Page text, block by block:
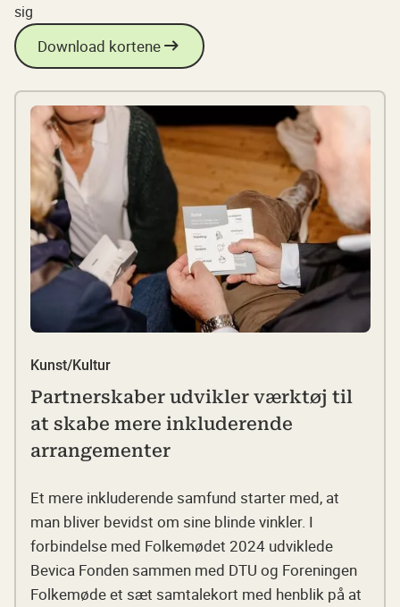
sig
Download kortene
Kunst/Kultur
Partnerskaber udvikler værktøj til
at skabe mere inkluderende
arrangementer
Et mere inkluderende samfund starter med, at
man bliver bevidst om sine blinde vinkler. I
forbindelse med Folkemødet 2024 udviklede
Bevica Fonden sammen med DTU og Foreningen
Folkemøde et sæt samtalekort med henblik på at